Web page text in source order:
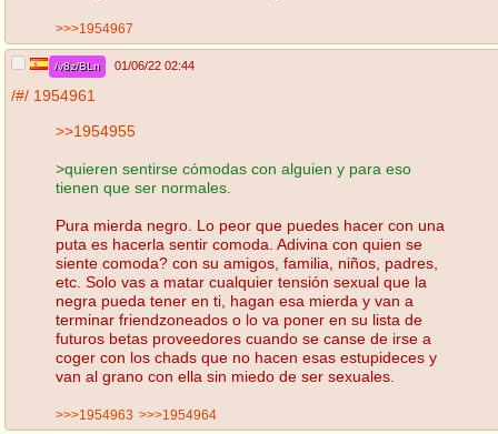
>>>1954967
/v8z/BLn 01/06/22 02:44
/#/ 1954961
>>1954955
>quieren sentirse cómodas con alguien y para eso
tienen que ser normales.
Pura mierda negro. Lo peor que puedes hacer con una
puta es hacerla sentir comoda. Adivina con quien se
siente comoda? con su amigos, familia, niños, padres,
etc. Solo vas a matar cualquier tensión sexual que la
negra pueda tener en ti, hagan esa mierda y van a
terminar friendzoneados o lo va poner en su lista de
futuros betas proveedores cuando se canse de irse a
coger con los chads que no hacen esas estupideces y
van al grano con ella sin miedo de ser sexuales.
>>>1954963 >>>1954964